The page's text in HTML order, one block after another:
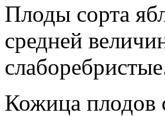
Плоды сорта
средней
Кожица плодов